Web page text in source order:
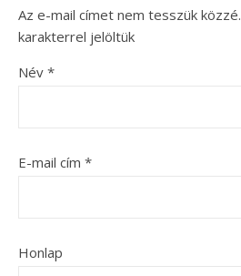
Az e-mail címet nem tesszük közzé.
karakterrel jelöltük
Név *
E-mail cím *
Honlap